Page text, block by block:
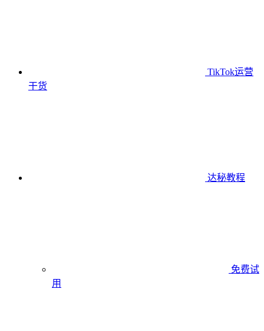
TikTok运营
干货
达秘教程
免费试
用